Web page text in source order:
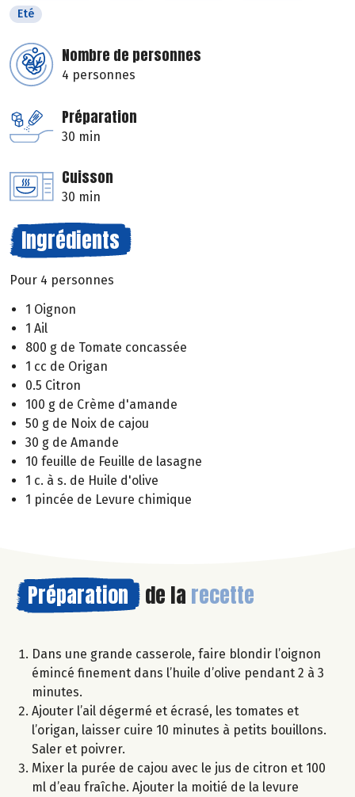
Eté
Nombre de personnes
4 personnes
Préparation
30 min
Cuisson
30 min
Ingrédients
Pour 4 personnes
1 Oignon
1 Ail
800 g de Tomate concassée
1 cc de Origan
0.5 Citron
100 g de Crème d'amande
50 g de Noix de cajou
30 g de Amande
10 feuille de Feuille de lasagne
1 c. à s. de Huile d'olive
1 pincée de Levure chimique
Préparation de la recette
Dans une grande casserole, faire blondir l’oignon
émincé finement dans l’huile d’olive pendant 2 à 3
minutes.
Ajouter l’ail dégermé et écrasé, les tomates et
l’origan, laisser cuire 10 minutes à petits bouillons.
Saler et poivrer.
Mixer la purée de cajou avec le jus de citron et 100
ml d’eau fraîche. Ajouter la moitié de la levure